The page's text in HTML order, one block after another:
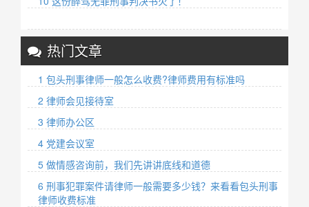
热门文章
1 包头刑事律师一般怎么收费?律师费用有标准吗
2 律师会见接待室
3 律师办公区
4 党建会议室
5 做情感咨询前，我们先讲讲底线和道德
6 刑事犯罪案件请律师一般需要多少钱？来看看包头刑事
律师收费标准